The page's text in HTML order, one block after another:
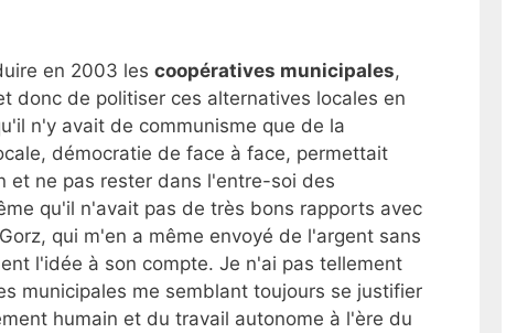
en 2003 les coopératives municipales,
donc de politiser ces alternatives locales en
n'y avait de communisme que de la
démocratie de face à face, permettait
et ne pas rester dans l'entre-soi des
qu'il n'avait pas de très bons rapports avec
qui m'en a même envoyé de l'argent sans
l'idée à son compte. Je n'ai pas tellement
municipales me semblant toujours se justifier
humain et du travail autonome à l'ère du